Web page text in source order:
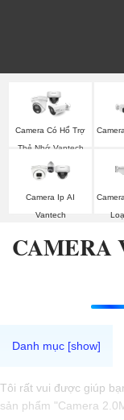
Camera Có Hổ Trợ
Thẻ Nhớ Vantech
Camera Ip AI
Vantech
CAMERA
Tôi rất vui được giúp
sản phẩm "Camera